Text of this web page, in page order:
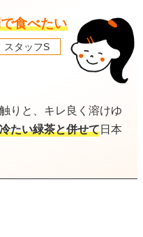
食べたい
スタッフS
りと、キレ良く溶けゆ
冷たい緑茶と併せて日本